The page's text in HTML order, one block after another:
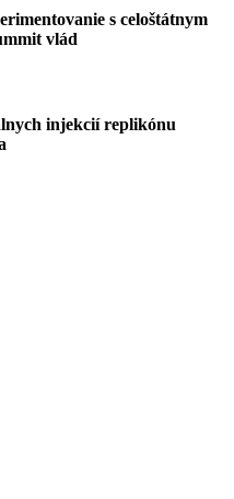
s celoštátnym
vlád
injekcií replikónu